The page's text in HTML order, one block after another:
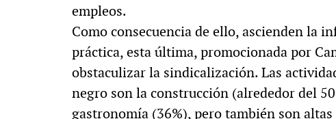
empleos.
Como consecuencia de ello, ascienden la
práctica, esta última, promocionada por
obstaculizar la sindicalización. Las
negro son la construcción (alrededor del
gastronomía (36%), pero también son